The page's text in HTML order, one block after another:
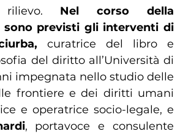
Nel corso della
sono previsti gli interventi di
curatrice del libro e
del diritto all’Università di
impegnata nello studio delle
frontiere e dei diritti umani
e operatrice socio-legale, e
, portavoce e consulente